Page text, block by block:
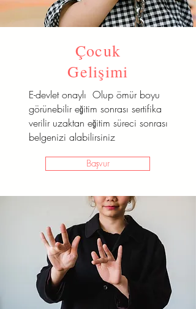
Çocuk
Gelişimi
E-devlet onaylı Olup ömür boyu
görünebilir eğitim sonrası sertifika
verilir uzaktan eğitim süreci sonrası
belgenizi alabilirsiniz
Başvur